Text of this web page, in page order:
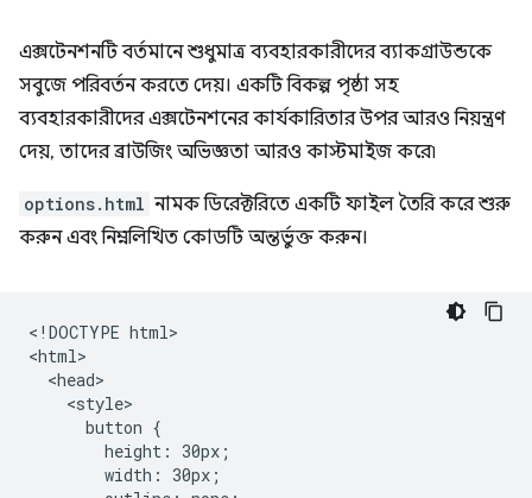
এক্সটেনশনটি বর্তমানে শুধুমাত্র ব্যবহারকারীদের ব্যাকগ্রাউন্ডকে
সবুজে পরিবর্তন করতে দেয়। একটি বিকল্প পৃষ্ঠা সহ
ব্যবহারকারীদের এক্সটেনশনের কার্যকারিতার উপর আরও নিয়ন্ত্রণ
দেয়, তাদের ব্রাউজিং অভিজ্ঞতা আরও কাস্টমাইজ করে৷
options.html নামক ডিরেক্টরিতে একটি ফাইল তৈরি করে শুরু
করুন এবং নিম্নলিখিত কোডটি অন্তর্ভুক্ত করুন।
<!DOCTYPE html>
<html>
  <head>
    <style>
      button {
        height: 30px;
        width: 30px;